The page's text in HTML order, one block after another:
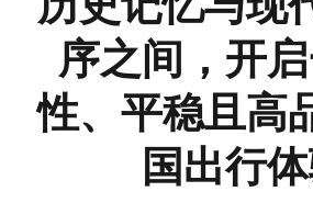
序之间，开
性、平稳且高
国出行